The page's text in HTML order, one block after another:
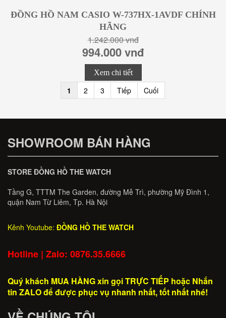
ĐỒNG HỒ NAM CASIO W-737HX-1AVDF CHÍNH
HÃNG
1.242.000 vnđ
994.000 vnđ
Xem chi tiết
1 2 3 Tiếp Cuối
SHOWROOM BÁN HÀNG
STORE ĐỒNG HỒ THE WATCH
Tầng G, TTTM The Garden, đường Mễ Trì, phường Mỹ Đình 1,
quận Nam Từ Liêm, Tp. Hà Nội
Kênh Youtube: ĐỒNG HỒ THE WATCH
Hotline | Zalo: 0876.35.6666
Quý khách MUA HÀNG xin gọi TRỰC TIẾP hoặc Nhắn
tin ZALO để được phục vụ nhanh nhất, tốt nhất nhé!